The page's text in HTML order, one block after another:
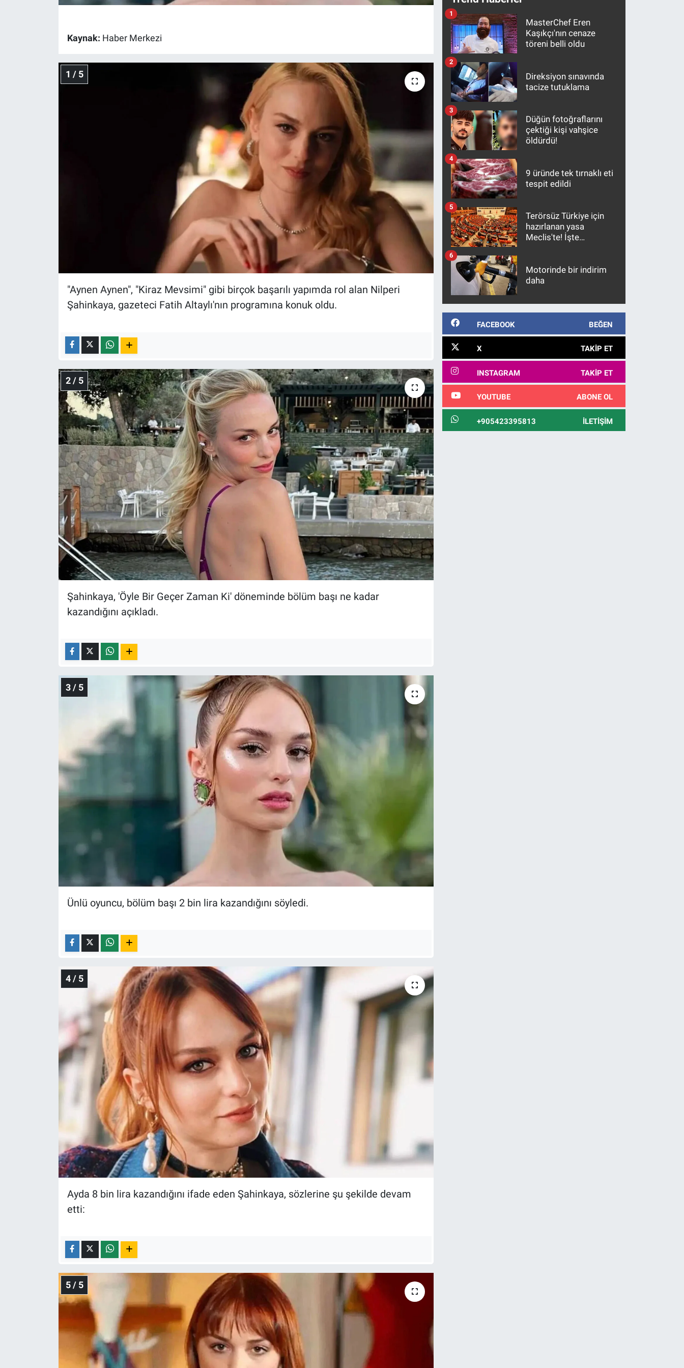
Kaynak: Haber Merkezi
1 / 5
"Aynen Aynen", "Kiraz Mevsimi" gibi birçok başarılı yapımda rol alan Nilperi
Şahinkaya, gazeteci Fatih Altaylı'nın programına konuk oldu.
2 / 5
Şahinkaya, 'Öyle Bir Geçer Zaman Ki' döneminde bölüm başı ne kadar
kazandığını açıkladı.
3 / 5
Ünlü oyuncu, bölüm başı 2 bin lira kazandığını söyledi.
4 / 5
Ayda 8 bin lira kazandığını ifade eden Şahinkaya, sözlerine şu şekilde devam
etti:
5 / 5
MasterChef Eren
Kaşıkçı'nın cenaze
töreni belli oldu
1
Direksiyon sınavında
tacize tutuklama
2
Düğün fotoğraflarını
çektiği kişi vahşice
öldürdü!
3
9 üründe tek tırnaklı eti
tespit edildi
4
Terörsüz Türkiye için
hazırlanan yasa
Meclis'te! İşte
5
Motorinde bir indirim
daha
6
FACEBOOK BEĞEN
X TAKIP ET
INSTAGRAM TAKIP ET
YOUTUBE ABONE OL
+905423395813 İLETIŞIM
Programlar
Türkiye'nin Geleceği
Türkiye'nin Gündemi
Yerel Gündem
Yerel Yaşam
Canlı Yayın